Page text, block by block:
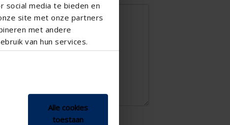
social media te bieden en
site met onze partners
met andere
van hun services.
Alle cookies
toestaan
la vie privée